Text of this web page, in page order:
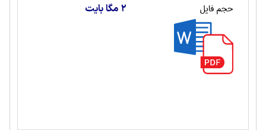
حجم فایل 2 مگا بایت